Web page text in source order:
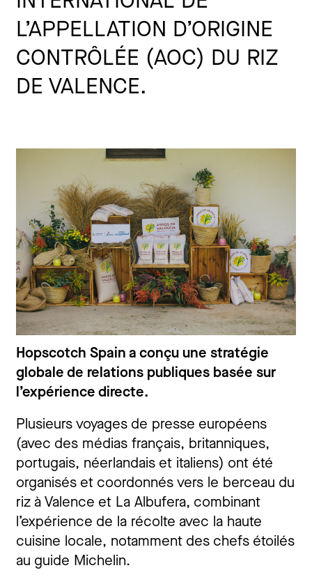
L’APPELLATION D’ORIGINE
CONTRÔLÉE (AOC) DU RIZ
DE VALENCE.
Hopscotch Spain a conçu une stratégie
globale de relations publiques basée sur
l’expérience directe.
Plusieurs voyages de presse européens
(avec des médias français, britanniques,
portugais, néerlandais et italiens) ont été
organisés et coordonnés vers le berceau du
riz à Valence et La Albufera, combinant
l’expérience de la récolte avec la haute
cuisine locale, notamment des chefs étoilés
au guide Michelin.